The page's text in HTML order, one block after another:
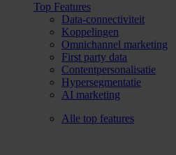
Top Features
Data-connectiviteit
Koppelingen
Omnichannel marketing
First party data
Contentpersonalisatie
Hypersegmentatie
AI marketing
Alle top features